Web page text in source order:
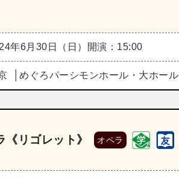
年6月30日（日） 開演：15:00
めぐろパーシモンホール・大ホール
リゴレット》 オペラ